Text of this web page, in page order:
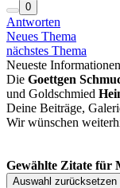
0
Antworten
Neues Thema
nächstes Thema
Neueste Informationen
Die Goettgen
und Goldschmied
Deine Beiträge,
Wir wünschen
Gewählte Zitate für
Auswahl zurücksetzen